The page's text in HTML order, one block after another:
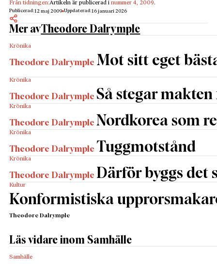
Från tidningen:Artikeln är publicerad inummer 4, 2009.
Publicerad:12 maj 2009 Uppdaterad:16 januari 2026
Mer avTheodore Dalrymple
Krönika
Theodore Dalrymple Mot sitt eget
Krönika
Theodore Dalrymple Så stegar
Krönika
Theodore Dalrymple Nordkorea som
Krönika
Theodore Dalrymple Tuggmotstånd
Krönika
Theodore Dalrymple Därför byggs det
Kultur
Konformistiska
Theodore Dalrymple
Läs vidare inom Samhälle
Samhälle